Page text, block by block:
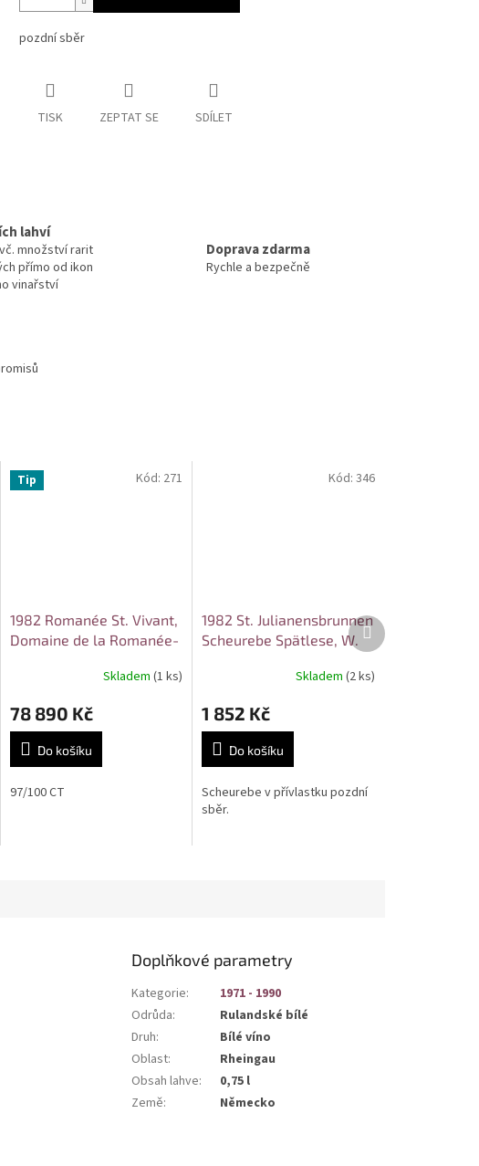
pozdní sběr
TISK ZEPTAT SE SDÍLET
lahví
množství rarit
přímo od ikon
vinařství
Doprava zdarma
Rychle a bezpečně
Tip
1982 Romanée St. Vivant,
Domaine de la Romanée-
Skladem(1 ks)
78 890 Kč
Do košíku
97/100 CT
Kód: 271
1982 St. Julianensbrunnen
Scheurebe Spätlese, W.
Skladem (2 ks)
1 852 Kč
Do košíku
Scheurebe v přívlastku pozdní
sběr.
Kód: 346
Další
produkt
Doplňkové parametry
Kategorie:
1971 - 1990
Odrůda:
Rulandské bílé
Druh:
Bílé víno
Oblast:
Rheingau
Obsah lahve:
0,75 l
Země: Německo